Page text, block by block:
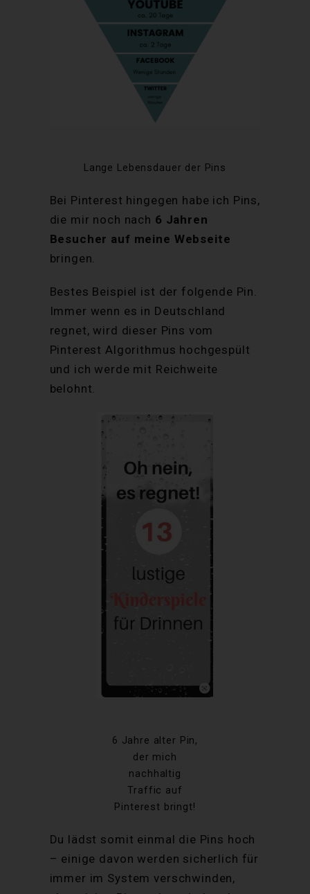
Lange Lebensdauer der Pins
Bei Pinterest hingegen habe ich Pins,
die mir noch nach 6 Jahren
Besucher auf meine Webseite
bringen.
Bestes Beispiel ist der folgende Pin.
Immer wenn es in Deutschland
regnet, wird dieser Pins vom
Pinterest Algorithmus hochgespült
und ich werde mit Reichweite
belohnt.
6 Jahre alter Pin,
der mich
nachhaltig
Traffic auf
Pinterest bringt!
Du lädst somit einmal die Pins hoch
– einige davon werden sicherlich für
immer im System verschwinden,